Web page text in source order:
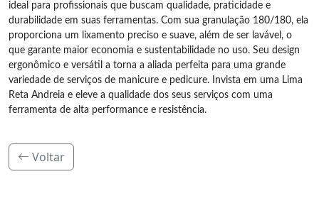
ideal para profissionais que buscam qualidade, praticidade e
durabilidade em suas ferramentas. Com sua granulação 180/180, ela
proporciona um lixamento preciso e suave, além de ser lavável, o
que garante maior economia e sustentabilidade no uso. Seu design
ergonômico e versátil a torna a aliada perfeita para uma grande
variedade de serviços de manicure e pedicure. Invista em uma Lima
Reta Andreia e eleve a qualidade dos seus serviços com uma
ferramenta de alta performance e resistência.
Voltar